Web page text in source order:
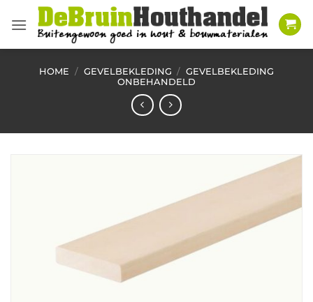
naar
HOME / GEVELBEKLEDING / GEVELBEKLEDING
ONBEHANDELD